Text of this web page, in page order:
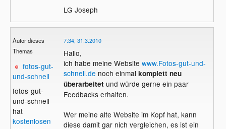
Fotos ganz verschiedene Foto-Artikel
anzufertigen. Das Angebot reicht von
Foto-Kalender etc. bis hin zu digitalen
Medien, wie Bildsschirmschoner,
Desktophintergründe, Handy-
Hintergrundbilder, digitale Fotoalben etc.
Ich stelle euch eure Artikel ganz nach
Wunsch zusammen. Natürlich bearbeite ich
anzufertigen.
LG Joseph
Autor dieses
Themas
fotos-gut-
und-schnell
fotos-gut-
und-schnell
hat
kostenlosen
7:34, 31.3.2010
Hallo,
ich habe meine Website www.Fotos-gut-und-
schnell.de noch einmal komplett neu
überarbeitet und würde gerne ein paar
Feedbacks erhalten.
Wer meine alte Website im Kopf hat, kann
diese damit gar nich vergleichen, es ist ein